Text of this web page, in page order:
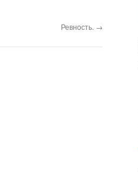
Ревность. →